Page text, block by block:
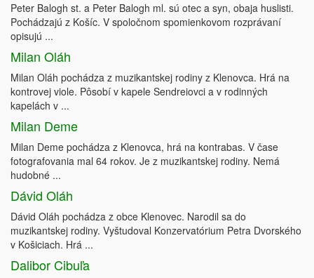
Peter Balogh st. a Peter Balogh ml. sú otec a syn, obaja huslisti.
Pochádzajú z Košíc. V spoločnom spomienkovom rozprávaní
opisujú ...
Milan Oláh
Milan Oláh pochádza z muzikantskej rodiny z Klenovca. Hrá na
kontrovej viole. Pôsobí v kapele Sendreiovci a v rodinných
kapelách v ...
Milan Deme
Milan Deme pochádza z Klenovca, hrá na kontrabas. V čase
fotografovania mal 64 rokov. Je z muzikantskej rodiny. Nemá
hudobné ...
Dávid Oláh
Dávid Oláh pochádza z obce Klenovec. Narodil sa do
muzikantskej rodiny. Vyštudoval Konzervatórium Petra Dvorského
v Košiciach. Hrá ...
Dalibor Cibuľa